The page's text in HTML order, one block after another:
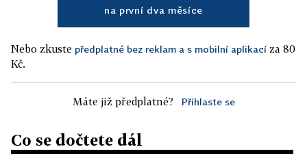
na první dva měsíce
Nebo zkuste předplatné bez reklam a s mobilní aplikací za 80
Kč.
Máte již předplatné? Přihlaste se
Co se dočtete dál